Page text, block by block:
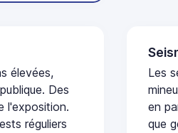
élevées,
Des
l'exposition.
réguliers
Les
en
que